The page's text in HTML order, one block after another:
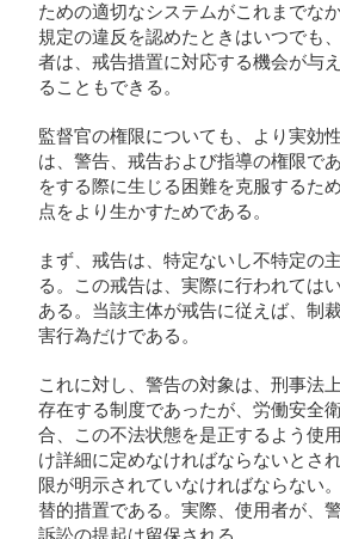
ための適切なシステムがこれまでな
規定の違反を認めたときはいつでも
者は、戒告措置に対応する機会が与
ることもできる。
監督官の権限についても、より実効
は、警告、戒告および指導の権限で
をする際に生じる困難を克服するた
点をより生かすためである。
まず、戒告は、特定ないし不特定の
る。この戒告は、実際に行われては
ある。当該主体が戒告に従えば、制
害行為だけである。
これに対し、警告の対象は、刑事法
存在する制度であったが、労働安全
合、この不法状態を是正するよう使
け詳細に定めなければならないとさ
限が明示されていなければならない
替的措置である。実際、使用者が、